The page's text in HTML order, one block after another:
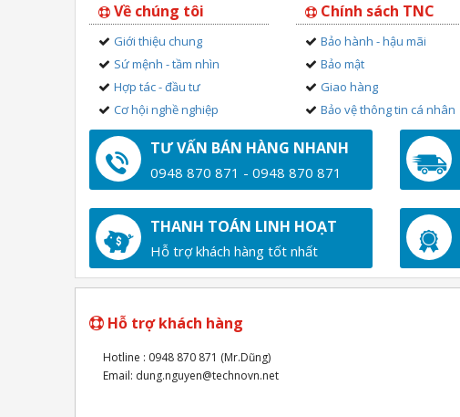
Về chúng tôi
Giới thiệu chung
Sứ mệnh - tầm nhìn
Hợp tác - đầu tư
Cơ hội nghề nghiệp
Chính sách TNC
Bảo hành - hậu mãi
Bảo mật
Giao hàng
Bảo vệ thông tin cá nhân
TƯ VẤN BÁN HÀNG NHANH
0948 870 871 - 0948 870 871
THANH TOÁN LINH HOẠT
Hỗ trợ khách hàng tốt nhất
Hỗ trợ khách hàng
Hotline : 0948 870 871 (Mr.Dũng)
Email: dung.nguyen@technovn.net